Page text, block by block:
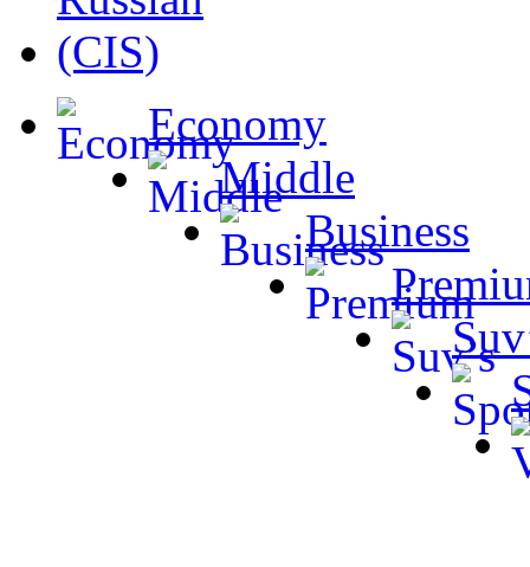
Economy
Middle
Business